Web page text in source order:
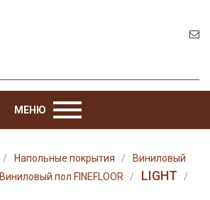
МЕНЮ
Напольные покрытия
Виниловый
Виниловый пол FINEFLOOR LIGHT